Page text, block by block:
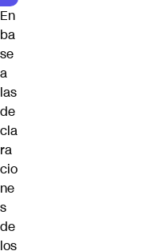
En
ba
se
a
las
de
cla
ra
cio
ne
s
de
los